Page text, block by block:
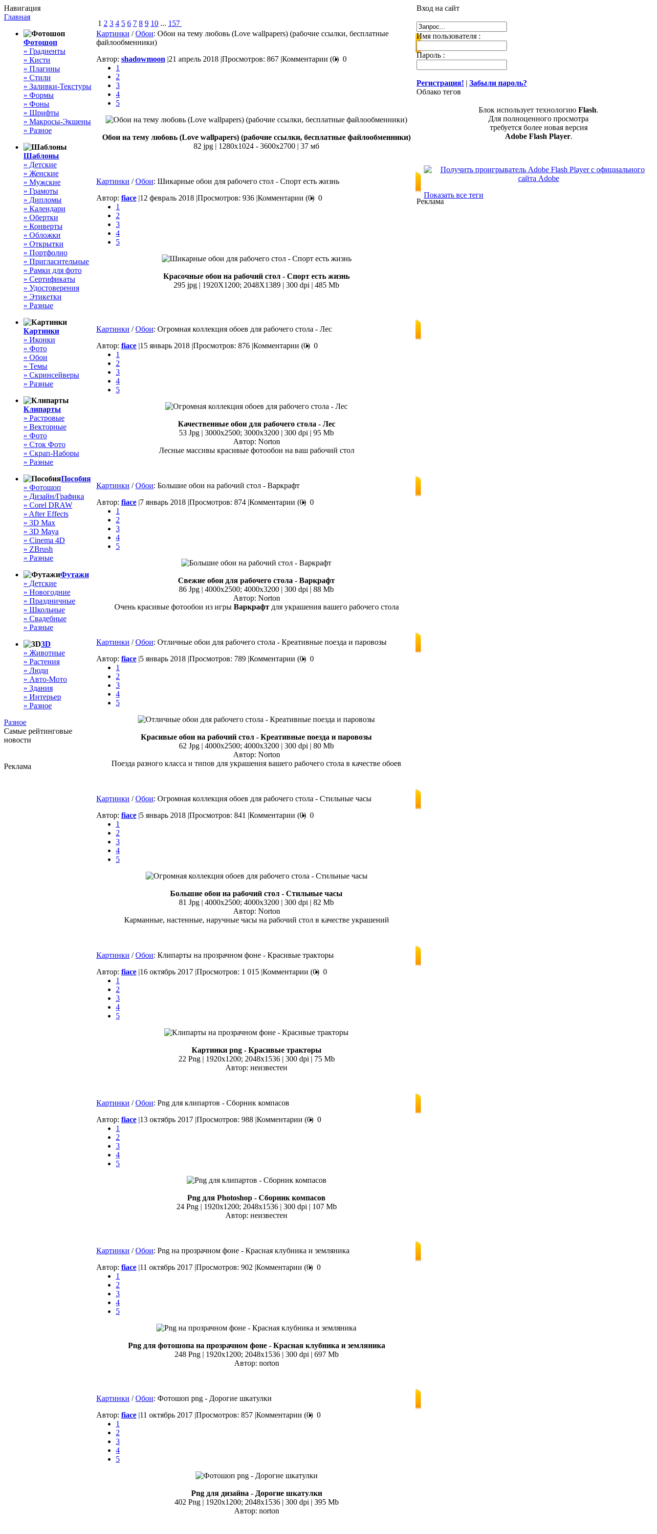
Навигация
Главная
Фотошоп
» Градиенты
» Кисти
» Плагины
» Стили
» Заливки-Текстуры
» Формы
» Фоны
» Шрифты
» Макросы-Экшены
» Разное
Шаблоны
» Детские
» Женские
» Мужские
» Грамоты
» Дипломы
» Календари
» Обертки
» Конверты
» Обложки
» Открытки
» Портфолио
» Пригласительные
» Рамки для фото
» Сертификаты
» Удостоверения
» Этикетки
» Разные
Картинки
» Иконки
» Фото
» Обои
» Темы
» Скринсейверы
» Разные
Клипарты
» Растровые
» Векторные
» Фото
» Сток Фото
» Скрап-Наборы
» Разные
Пособия
» Фотошоп
» Дизайн/Графика
» Corel DRAW
» After Effects
» 3D Max
» 3D Maya
» Cinema 4D
» ZBrush
» Разные
Футажи
» Детские
» Новогодние
» Праздничные
» Школьные
» Свадебные
» Разные
3D
» Животные
» Растения
» Люди
» Авто-Мото
» Здания
» Интерьер
» Разное
Разное
Самые рейтинговые
новости
Реклама
1 2 3 4 5 6 7 8 9 10 ... 157
Картинки /Обои: Обои на тему любовь (Love wallpapers) (рабочие ссылки, бесплатные
файлообменники)
Автор: shadowmoon |21 апрель 2018 |Просмотров: 867 |Комментарии (0) 0
1
2
3
4
5
Обои на тему любовь (Love wallpapers) (рабочие ссылки, бесплатные файлообменники)
82 jpg | 1280х1024 - 3600х2700 | 37 мб
Картинки /Обои: Шикарные обои для рабочего стол - Спорт есть жизнь
Автор: fiace |12 февраль 2018 |Просмотров: 936 |Комментарии (0) 0
1
2
3
4
5
Красочные обои на рабочий стол - Спорт есть жизнь
295 jpg | 1920X1200; 2048X1389 | 300 dpi | 485 Mb
Картинки /Обои: Огромная коллекция обоев для рабочего стола - Лес
Автор: fiace |15 январь 2018 |Просмотров: 876 |Комментарии (0) 0
1
2
3
4
5
Качественные обои для рабочего стола - Лес
53 Jpg | 3000x2500; 3000х3200 | 300 dpi | 95 Mb
Автор: Norton
Лесные массивы красивые фотообои на ваш рабочий стол
Картинки /Обои: Большие обои на рабочий стол - Варкрафт
Автор: fiace |7 январь 2018 |Просмотров: 874 |Комментарии (0) 0
1
2
3
4
5
Свежие обои для рабочего стола - Варкрафт
86 Jpg | 4000x2500; 4000х3200 | 300 dpi | 88 Mb
Автор: Norton
Очень красивые фотообои из игры Варкрафтдля украшения вашего рабочего стола
Картинки /Обои: Отличные обои для рабочего стола - Креативные поезда и паровозы
Автор: fiace |5 январь 2018 |Просмотров: 789 |Комментарии (0) 0
1
2
3
4
5
Красивые обои на рабочий стол - Креативные поезда и паровозы
62 Jpg | 4000x2500; 4000х3200 | 300 dpi | 80 Mb
Автор: Norton
Поезда разного класса и типов для украшения вашего рабочего стола в качестве обоев
Картинки /Обои: Огромная коллекция обоев для рабочего стола - Стильные часы
Автор: fiace |5 январь 2018 |Просмотров: 841 |Комментарии (0) 0
1
2
3
4
5
Большие обои на рабочий стол - Стильные часы
81 Jpg | 4000x2500; 4000х3200 | 300 dpi | 82 Mb
Автор: Norton
Карманные, настенные, наручные часы на рабочий стол в качестве украшений
Картинки /Обои: Клипарты на прозрачном фоне - Красивые тракторы
Автор: fiace |16 октябрь 2017 |Просмотров: 1 015 |Комментарии (0) 0
1
2
3
4
5
Картинки png - Красивые тракторы
22 Png | 1920x1200; 2048х1536 | 300 dpi | 75 Mb
Автор: неизвестен
Картинки /Обои: Png для клипартов - Сборник компасов
Автор: fiace |13 октябрь 2017 |Просмотров: 988 |Комментарии (0) 0
1
2
3
4
5
Png для Photoshop - Сборник компасов
24 Png | 1920x1200; 2048х1536 | 300 dpi | 107 Mb
Автор: неизвестен
Картинки /Обои: Png на прозрачном фоне - Красная клубника и земляника
Автор: fiace |11 октябрь 2017 |Просмотров: 902 |Комментарии (0) 0
1
2
3
4
5
Png для фотошопа на прозрачном фоне - Красная клубника и земляника
248 Png | 1920x1200; 2048х1536 | 300 dpi | 697 Mb
Автор: norton
Картинки /Обои: Фотошоп png - Дорогие шкатулки
Автор: fiace |11 октябрь 2017 |Просмотров: 857 |Комментарии (0) 0
1
2
3
4
5
Png для дизайна - Дорогие шкатулки
402 Png | 1920x1200; 2048х1536 | 300 dpi | 395 Mb
Автор: norton
Вход на сайт
Имя пользователя :
Пароль :
Регистрация! | Забыли пароль?
Облако тегов
Блок использует технологию Flash.
Для полноценного просмотра
требуется более новая версия
Adobe Flash Player.
Показать все теги
Реклама